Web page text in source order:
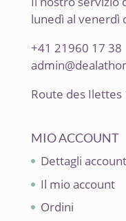
lunedì al venerdì
+41 21960 17 38
Route des Ilettes
MIO ACCOUNT
Dettagli account
Il mio account
Ordini